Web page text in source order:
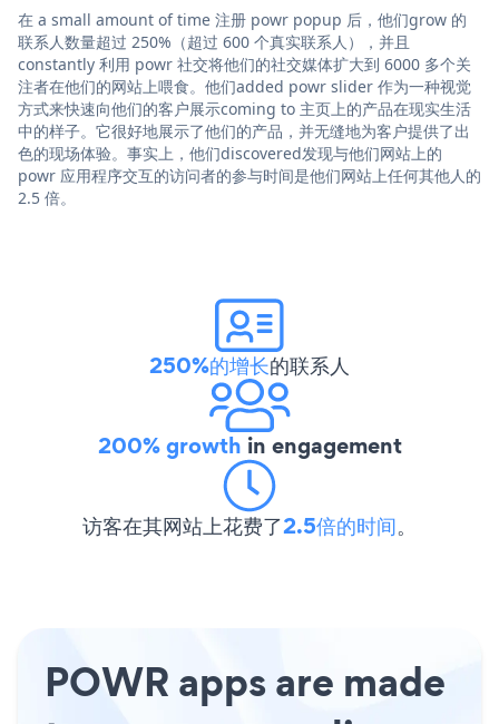
在 a small amount of time 注册 powr popup 后，他们grow 的
联系人数量超过 250%（超过 600 个真实联系人），并且
constantly 利用 powr 社交将他们的社交媒体扩大到 6000 多个关
注者在他们的网站上喂食。他们added powr slider 作为一种视觉
方式来快速向他们的客户展示coming to 主页上的产品在现实生活
中的样子。它很好地展示了他们的产品，并无缝地为客户提供了出
色的现场体验。事实上，他们discovered发现与他们网站上的
powr 应用程序交互的访问者的参与时间是他们网站上任何其他人的
2.5 倍。
250%的增长的联系人
200% growth in engagement
访客在其网站上花费了2.5倍的时间。
POWR apps are made